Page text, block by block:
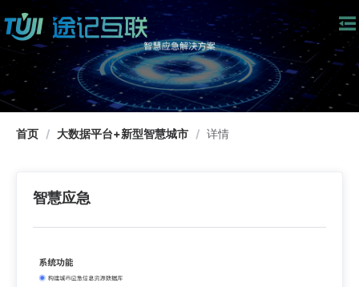
首页 / 大数据平台+新型智慧城市 / 详情
智慧应急